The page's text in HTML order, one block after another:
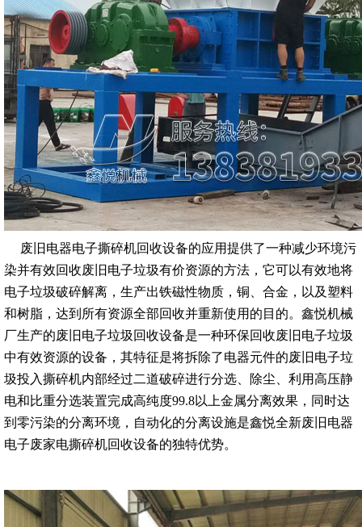
废旧电器电子撕碎机回收设备的应用提供了一种减少环境污
染并有效回收废旧电子垃圾有价资源的方法，它可以有效地将
电子垃圾破碎解离，生产出铁磁性物质，铜、合金，以及塑料
和树脂，达到所有资源全部回收并重新使用的目的。鑫悦机械
厂生产的废旧电子垃圾回收设备是一种环保回收废旧电子垃圾
中有效资源的设备，其特征是将拆除了电器元件的废旧电子垃
圾投入撕碎机内部经过二道破碎进行分选、除尘、利用高压静
电和比重分选装置完成高纯度99.8以上金属分离效果，同时达
到零污染的分离环境，自动化的分离设施是鑫悦全新废旧电器
电子废家电撕碎机回收设备的独特优势。